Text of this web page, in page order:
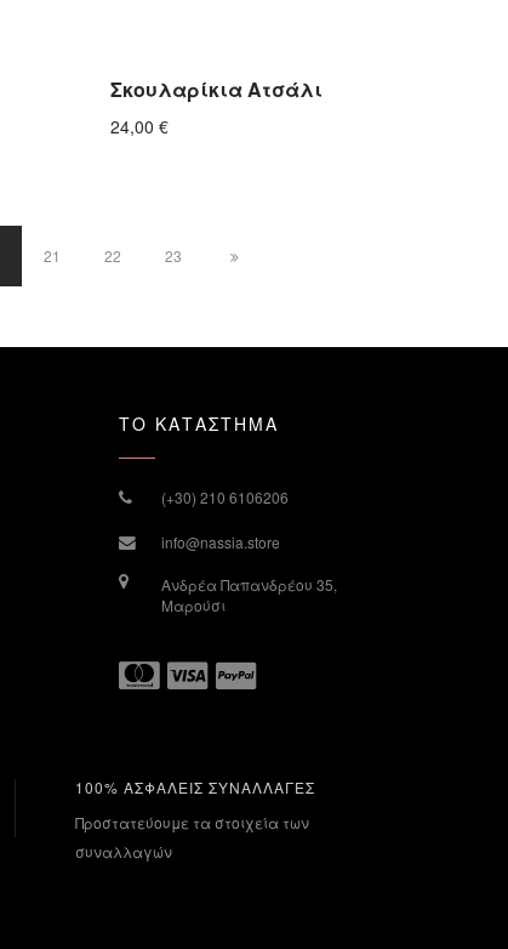
Σκουλαρίκια Ατσάλι
24,00 €
21 22 23
ΤΟ ΚΑΤΑΣΤΗΜΑ
(+30) 210 6106206
info@nassia.store
Ανδρέα Παπανδρέου 35,
Μαρούσι
100% ΑΣΦΑΛΕΙΣ ΣΥΝΑΛΛΑΓΕΣ
Προστατεύουμε τα στοιχεία των
συναλλαγών